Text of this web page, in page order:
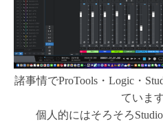
諸事情でProTools・Logic・
ていま
個人的にはそろそろ